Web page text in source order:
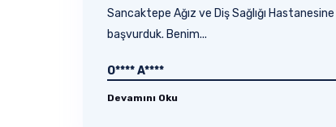
Sancaktepe Ağız ve Diş Sağlığı Hastanesine
başvurduk. Benim...
O**** A****
Devamını Oku